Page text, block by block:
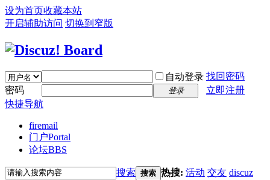
设为首页收藏本站
开启辅助访问 切换到窄版
自动登录 找回密码
密码
登录
立即注册
快捷导航
firemail
门户Portal
论坛BBS
搜索 搜索 热搜: 活动 交友 discuz